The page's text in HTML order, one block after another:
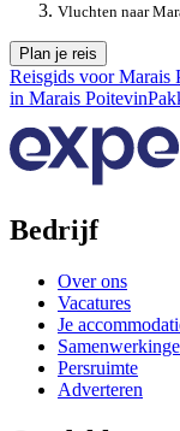
Vluchten naar
Plan je reis
Reisgids voor Marais
in Marais Poitevin
Bedrijf
Over ons
Vacatures
Je
Persruimte
Adverteren